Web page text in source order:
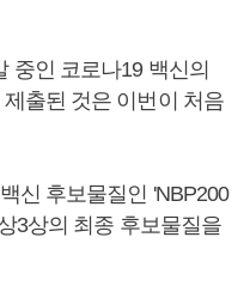
중인 코로나19 백신의
출된 것은 이번이 처음
신 후보물질인 'NBP200
3상의 최종 후보물질을